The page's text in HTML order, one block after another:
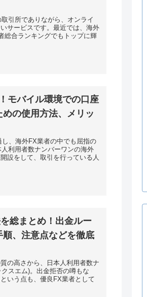
引所でありながら、オンライ
サービスです。最近では、海外
総合ランキングでもトップに輝
モバイル環境での口座
の使用方法、メリッ
、海外FX業者の中でも屈指の
利用者数ナンバーワンの海外
設をして、取引を行っている人
総まとめ！出金ルー
、注意点などを徹底
の高さから、日本人利用者数ナ
スエム)。出金拒否の噂もな
いう点も、優良FX業者として